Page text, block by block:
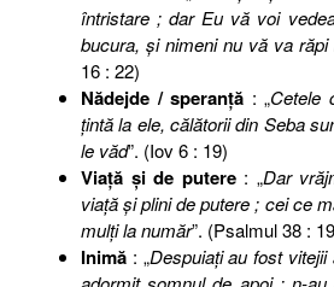
întristare ; dar Eu vă voi
bucura, şi nimeni nu vă va
16 : 22)
Nădejde / speranţă : „Cetele
ţintă la ele, călătorii din Seba
le văd”. (Iov 6 : 19)
Viaţă şi de putere: „Dar
viaţă şi plini de putere ; cei ce
mulţi la număr”. (Psalmul 38 :
Inimă : „Despuiaţi au fost